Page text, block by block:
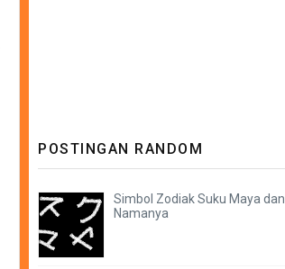
POSTINGAN RANDOM
Simbol Zodiak Suku Maya dan
Namanya